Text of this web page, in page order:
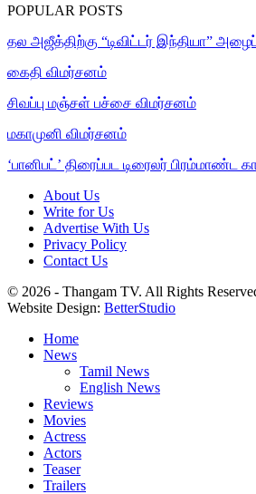
POPULAR POSTS
தல அஜீத்திற்கு “டிவிட்டர் இந்தியா”
கைதி விமர்சனம்
சிவப்பு மஞ்சள் பச்சை விமர்சனம்
மகாமுனி விமர்சனம்
‘பானிபட்’ திரைப்பட டிரைலர் பிரம்மாண்ட
About Us
Write for Us
Advertise With Us
Privacy Policy
Contact Us
© 2026 - Thangam TV. All Rights
Website Design: BetterStudio
Home
News
Tamil News
English News
Reviews
Movies
Actress
Actors
Teaser
Trailers